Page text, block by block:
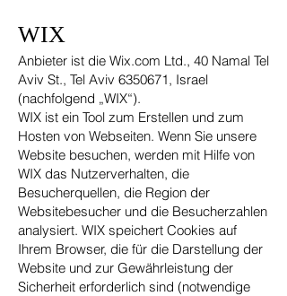
WIX
Anbieter ist die Wix.com Ltd., 40 Namal Tel
Aviv St., Tel Aviv 6350671, Israel
(nachfolgend „WIX“).
WIX ist ein Tool zum Erstellen und zum
Hosten von Webseiten. Wenn Sie unsere
Website besuchen, werden mit Hilfe von
WIX das Nutzerverhalten, die
Besucherquellen, die Region der
Websitebesucher und die Besucherzahlen
analysiert. WIX speichert Cookies auf
Ihrem Browser, die für die Darstellung der
Website und zur Gewährleistung der
Sicherheit erforderlich sind (notwendige